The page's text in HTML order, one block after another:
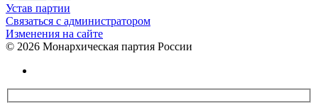
Устав партии
Связаться с администратором
Изменения на сайте
© 2026 Монархическая партия России